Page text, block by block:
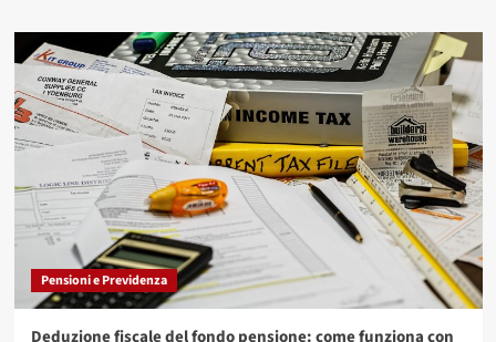
Pensioni e Previdenza
Deduzione fiscale del fondo pensione: come funziona con